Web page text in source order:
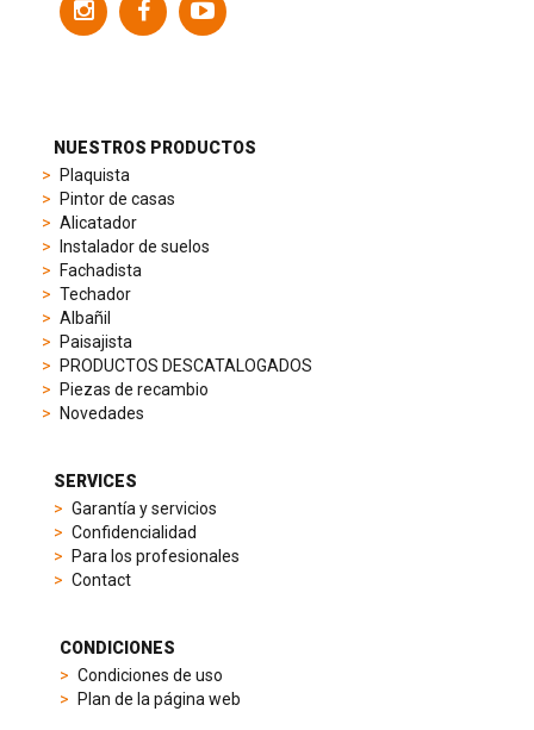
sporty
chronographs
elegant
watches.
model
chosen
timeless
recreated
measurements
NUESTROS PRODUCTOS
Plaquista
Pintor de casas
Alicatador
Instalador de suelos
Fachadista
Techador
Albañil
Paisajista
PRODUCTOS DESCATALOGADOS
Piezas de recambio
Novedades
SERVICES
Garantía y servicios
Confidencialidad
Para los profesionales
Contact
CONDICIONES
Condiciones de uso
Plan de la página web